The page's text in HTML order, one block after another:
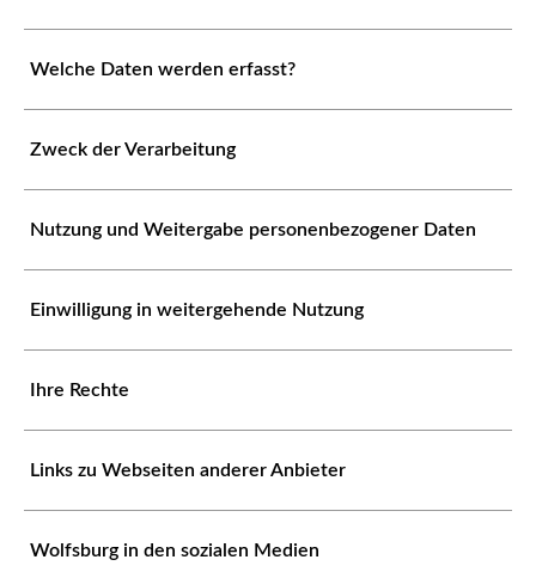
Welche Daten werden erfasst?
Zweck der Verarbeitung
Nutzung und Weitergabe personenbezogener Daten
Einwilligung in weitergehende Nutzung
Ihre Rechte
Links zu Webseiten anderer Anbieter
Wolfsburg in den sozialen Medien